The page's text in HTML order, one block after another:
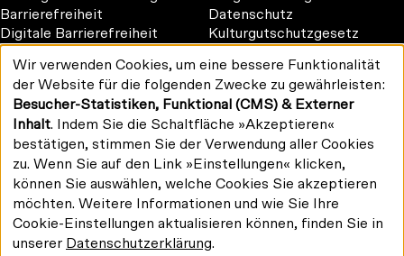
Barrierefreiheit
Digitale Barrierefreiheit
Vermietung
Datenschutz
Kulturgutschutzgesetz
Newsletter
#kinemathek
Follow
us
on:
F
a
c
b
Y
o
u
T
I
n
s
m
Gefördert von:
Drucken/PDF
Verwendung
personenbezogener
Daten
und
Cookies
Wir verwenden Cookies, um eine bessere Funktionalität
der Website für die folgenden Zwecke zu gewährleisten:
Besucher-Statistiken, Funktional (CMS) & Externer
Inhalt. Indem Sie die Schaltfläche »Akzeptieren«
bestätigen, stimmen Sie der Verwendung aller Cookies
zu. Wenn Sie auf den Link »Einstellungen« klicken,
können Sie auswählen, welche Cookies Sie akzeptieren
möchten. Weitere Informationen und wie Sie Ihre
Cookie-Einstellungen aktualisieren können, finden Sie in
unserer Datenschutzerklärung.